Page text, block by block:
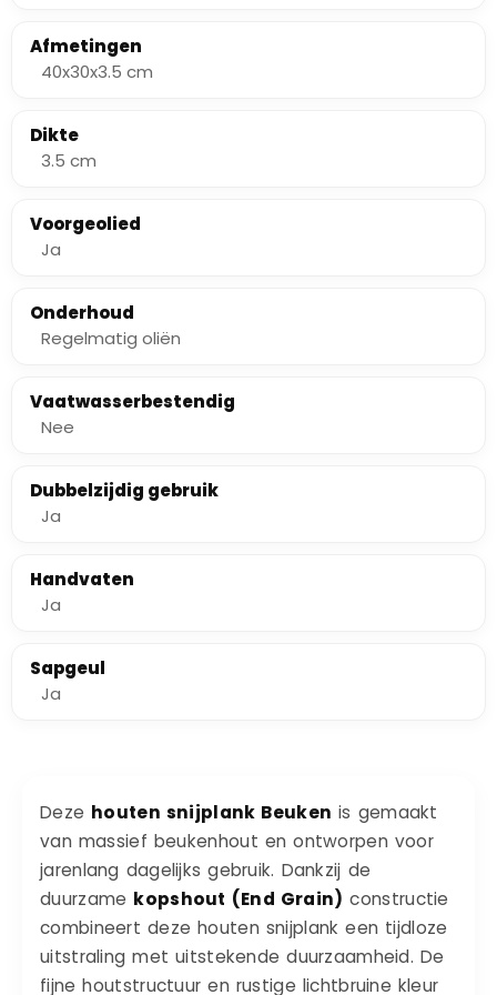
Afmetingen
40x30x3.5 cm
Dikte
3.5 cm
Voorgeolied
Ja
Onderhoud
Regelmatig oliën
Vaatwasserbestendig
Nee
Dubbelzijdig gebruik
Ja
Handvaten
Ja
Sapgeul
Ja
Deze houten snijplank Beuken is gemaakt
van massief beukenhout en ontworpen voor
jarenlang dagelijks gebruik. Dankzij de
duurzame kopshout (End Grain) constructie
combineert deze houten snijplank een tijdloze
uitstraling met uitstekende duurzaamheid. De
fijne houtstructuur en rustige lichtbruine kleur